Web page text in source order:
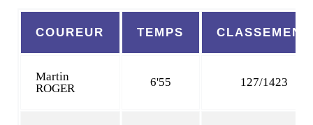
COUREUR TEMPS CLASSEMENT
Martin
ROGER
6'55 127/1423